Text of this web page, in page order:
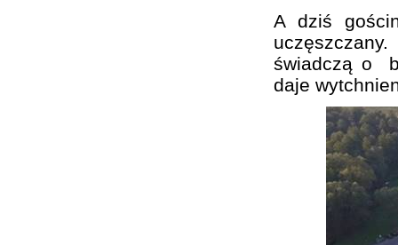
A dziś
świadczą o
daje